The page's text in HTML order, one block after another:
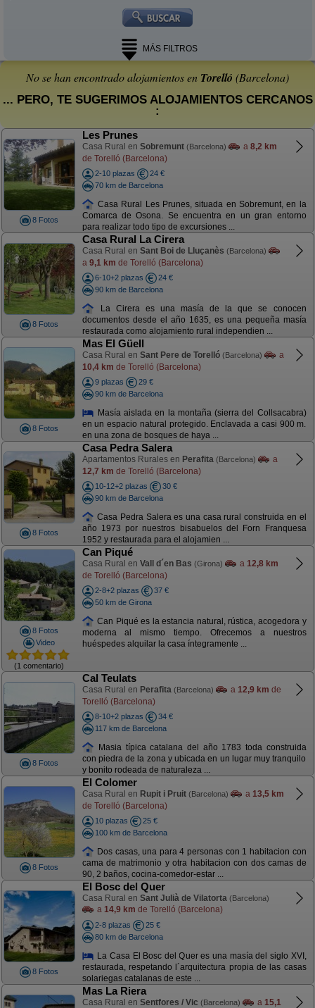
MÁS FILTROS
No se han encontrado alojamientos en Torelló (Barcelona)
... PERO, TE SUGERIMOS ALOJAMIENTOS CERCANOS
:
8 Fotos
Les Prunes
Casa Rural en Sobremunt (Barcelona) a 8,2 km
de Torelló (Barcelona)
2-10 plazas
24 €
70 km de Barcelona
Casa Rural Les Prunes, situada en Sobremunt, en la
Comarca de Osona. Se encuentra en un gran entorno
para realizar todo tipo de excursiones ...
8 Fotos
Casa Rural La Cirera
Casa Rural en Sant Boi de Lluçanès (Barcelona)
a 9,1 km de Torelló (Barcelona)
6-10+2 plazas
24 €
90 km de Barcelona
La Cirera es una masía de la que se conocen
documentos desde el año 1635, es una pequeña masía
restaurada como alojamiento rural independien ...
8 Fotos
Mas El Güell
Casa Rural en Sant Pere de Torelló (Barcelona)
a
10,4 km de Torelló (Barcelona)
9 plazas
29 €
90 km de Barcelona
Masía aislada en la montaña (sierra del Collsacabra)
en un espacio natural protegido. Enclavada a casi 900 m.
en una zona de bosques de haya ...
8 Fotos
Casa Pedra Salera
Apartamentos Rurales en Perafita (Barcelona)
a
12,7 km de Torelló (Barcelona)
10-12+2 plazas
30 €
90 km de Barcelona
Casa Pedra Salera es una casa rural construida en el
año 1973 por nuestros bisabuelos del Forn Franquesa
1952 y restaurada para el alojamien ...
8 Fotos
Video
(1 comentario)
Can Piqué
Casa Rural en Vall d´en Bas (Girona) a 12,8 km
de Torelló (Barcelona)
2-8+2 plazas
37 €
50 km de Girona
Can Piqué es la estancia natural, rústica, acogedora y
moderna al mismo tiempo. Ofrecemos a nuestros
huéspedes alquilar la casa íntegramente ...
8 Fotos
Cal Teulats
Casa Rural en Perafita (Barcelona) a 12,9 km de
Torelló (Barcelona)
8-10+2 plazas
34 €
117 km de Barcelona
Masia típica catalana del año 1783 toda construida
con piedra de la zona y ubicada en un lugar muy tranquilo
y bonito rodeada de naturaleza ...
8 Fotos
El Colomer
Casa Rural en Rupit i Pruit (Barcelona) a 13,5 km
de Torelló (Barcelona)
10 plazas
25 €
100 km de Barcelona
Dos casas, una para 4 personas con 1 habitacion con
cama de matrimonio y otra habitacion con dos camas de
90, 2 baños, cocina-comedor-estar ...
8 Fotos
El Bosc del Quer
Casa Rural en Sant Julià de Vilatorta (Barcelona)
a 14,9 km de Torelló (Barcelona)
2-8 plazas
25 €
80 km de Barcelona
La Casa El Bosc del Quer es una masía del siglo XVI,
restaurada, respetando l´arquitectura propia de las casas
solariegas catalanas de este ...
Mas La Riera
Casa Rural en Sentfores / Vic (Barcelona) a 15,1